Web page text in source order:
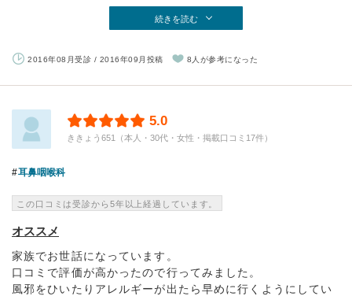
続きを読む
2016年08月受診 / 2016年09月投稿 8人が参考になった
5.0
ききょう651（本人・30代・女性・掲載口コミ17件）
耳鼻咽喉科
この口コミは受診から5年以上経過しています。
オススメ
家族でお世話になっています。
口コミで評価が高かったので行ってみました。
風邪をひいたりアレルギーが出たら早めに行くようにしてい